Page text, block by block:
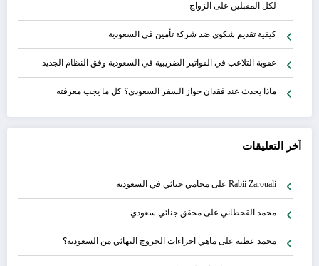
لكل المقبلين على الزواج
كيفية تقديم شكوى ضد شركة تأمين في السعودية
عقوبة التلاعب في الفواتير الضريبية في السعودية وفق النظام الجديد
ماذا يحدث عند فقدان جواز السفر السعودي؟ كل ما يجب معرفته
آخر التعليقات
Rabii Zarouali على محامي جنائي في السعودية
محمد القحطاني على محقق جنائي سعودي
محمد عطية على ماهي اجراءات الخروج النهائي من السعودية؟